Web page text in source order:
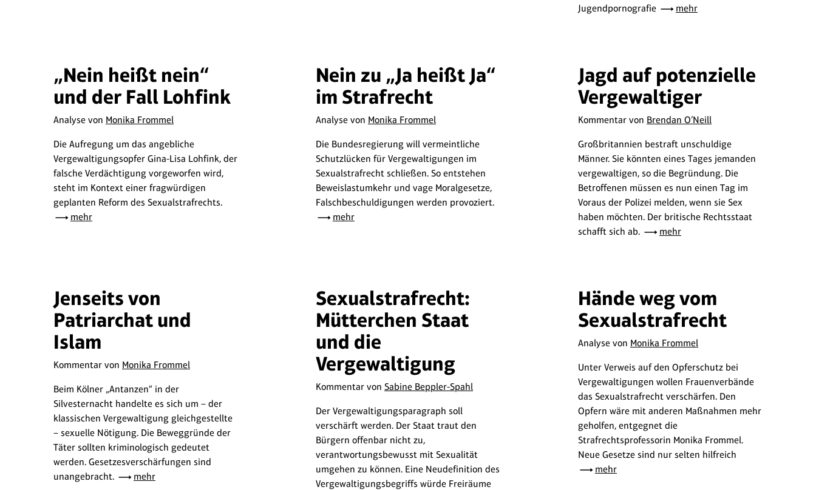
Jugendpornografie
mehr
„Nein heißt nein“
und der Fall Lohfink
Analyse von Monika Frommel
Die Aufregung um das angebliche
Vergewaltigungsopfer Gina-Lisa Lohfink, der
falsche Verdächtigung vorgeworfen wird,
steht im Kontext einer fragwürdigen
geplanten Reform des Sexualstrafrechts.
mehr
Nein zu „Ja heißt Ja“
im Strafrecht
Analyse von Monika Frommel
Die Bundesregierung will vermeintliche
Schutzlücken für Vergewaltigungen im
Sexualstrafrecht schließen. So entstehen
Beweislastumkehr und vage Moralgesetze,
Falschbeschuldigungen werden provoziert.
mehr
Jagd auf potenzielle
Vergewaltiger
Kommentar von Brendan O’Neill
Großbritannien bestraft unschuldige
Männer. Sie könnten eines Tages jemanden
vergewaltigen, so die Begründung. Die
Betroffenen müssen es nun einen Tag im
Voraus der Polizei melden, wenn sie Sex
haben möchten. Der britische Rechtsstaat
schafft sich ab.
mehr
Jenseits von
Patriarchat und
Islam
Kommentar von Monika Frommel
Beim Kölner „Antanzen“ in der
Silvesternacht handelte es sich um – der
klassischen Vergewaltigung gleichgestellte
– sexuelle Nötigung. Die Beweggründe der
Täter sollten kriminologisch gedeutet
werden. Gesetzesverschärfungen sind
unangebracht.
mehr
Sexualstrafrecht:
Mütterchen Staat
und die
Vergewaltigung
Kommentar von Sabine Beppler-Spahl
Der Vergewaltigungsparagraph soll
verschärft werden. Der Staat traut den
Bürgern offenbar nicht zu,
verantwortungsbewusst mit Sexualität
umgehen zu können. Eine Neudefinition des
Vergewaltigungsbegriffs würde Freiräume
Hände weg vom
Sexualstrafrecht
Analyse von Monika Frommel
Unter Verweis auf den Opferschutz bei
Vergewaltigungen wollen Frauenverbände
das Sexualstrafrecht verschärfen. Den
Opfern wäre mit anderen Maßnahmen mehr
geholfen, entgegnet die
Strafrechtsprofessorin Monika Frommel.
Neue Gesetze sind nur selten hilfreich
mehr